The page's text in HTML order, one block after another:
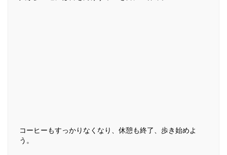
コーヒーもすっかりなくなり、休憩も終了、歩き始めよ
う。